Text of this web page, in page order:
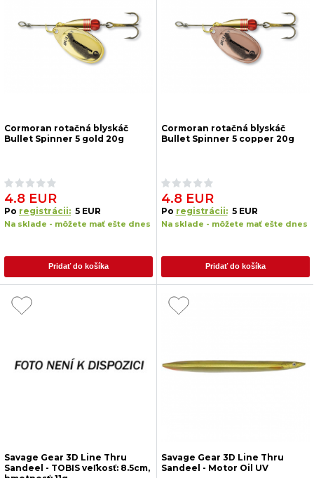
Cormoran rotačná blyskáč
Bullet Spinner 5 gold 20g
4.8 EUR
Po registrácii: 5 EUR
Na sklade - môžete mať ešte dnes
Pridať do košíka
Cormoran rotačná blyskáč
Bullet Spinner 5 copper 20g
4.8 EUR
Po registrácii: 5 EUR
Na sklade - môžete mať ešte dnes
Pridať do košíka
Savage Gear 3D Line Thru
Sandeel - TOBIS veľkosť: 8.5cm,
Savage Gear 3D Line Thru
Sandeel - Motor Oil UV